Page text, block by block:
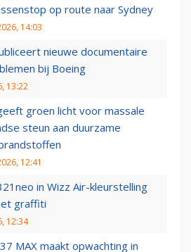
op route naar Sydney
14:03
nieuwe documentaire
bij Boeing
13:22
groen licht voor massale
steun aan duurzame
12:41
in Wizz Air-kleurstelling
graffiti
12:34
MAX maakt opwachting in